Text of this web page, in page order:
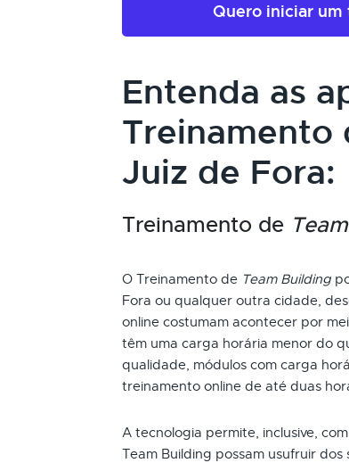
Quero iniciar
Entenda as
Treinamento
Juiz de Fora:
Treinamento de
O Treinamento de Team Building
Fora ou qualquer outra cidade,
online costumam acontecer por
têm uma carga horária menor do
qualidade, módulos com carga
treinamento online de até duas
A tecnologia permite, inclusive,
Team Building possam usufruir